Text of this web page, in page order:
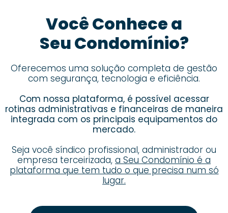
Você Conhece a
Seu Condomínio?
Oferecemos uma solução completa de gestão
com segurança, tecnologia e eficiência.
Com nossa plataforma, é possível acessar
rotinas administrativas e financeiras de maneira
integrada com os principais equipamentos do
mercado.
Seja você síndico profissional, administrador ou
empresa terceirizada, a Seu Condomínio é a
plataforma que tem tudo o que precisa num só
lugar.